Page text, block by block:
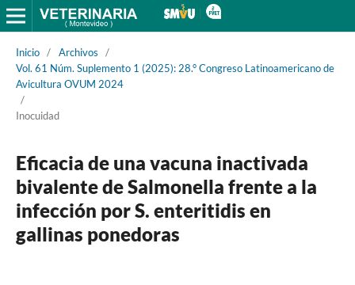
Inicio / Archivos
/
Vol. 61 Núm. Suplemento 1 (2025): 28.° Congreso Latinoamericano de
Avicultura OVUM 2024
/
Inocuidad
Eficacia de una vacuna inactivada
bivalente de Salmonella frente a la
infección por S. enteritidis en
gallinas ponedoras